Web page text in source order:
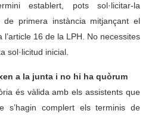
establert, pots sol·licitar-la
primera instància mitjançant el
l’article 16 de la LPH. No necessites
sol·licitud inicial.
a la junta i no hi ha quòrum
és vàlida amb els assistents que
s’hagin complert els terminis de